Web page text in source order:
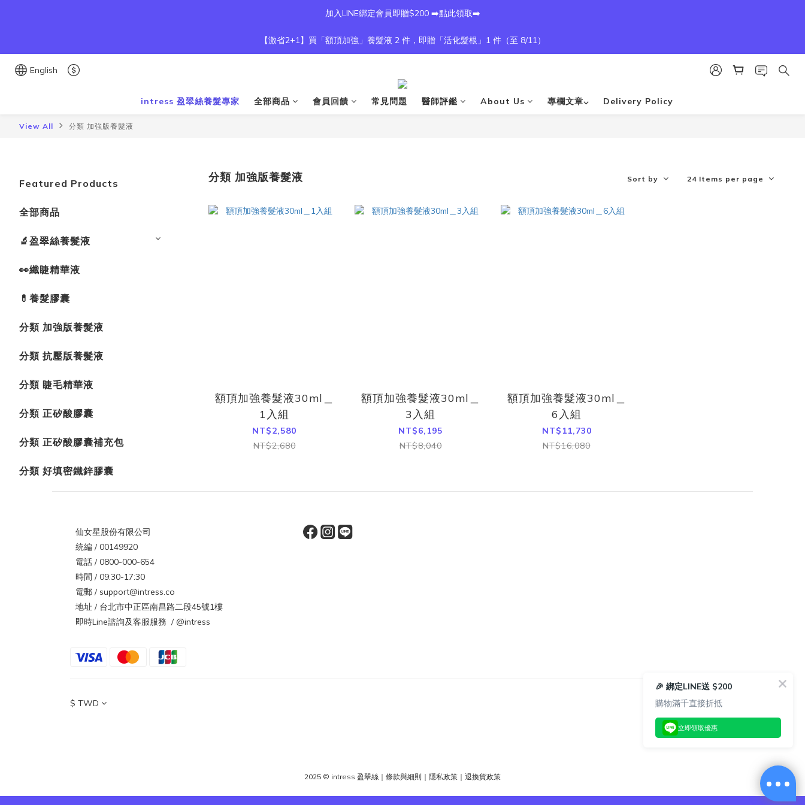
加入LINE綁定會員即贈$200 ➡️點此領取➡️
【激省2+1】買「額頂加強」養髮液 2 件，即贈「活化髮根」1 件（至 8/11）
English
intress 盈翠絲養髮專家 全部商品 會員回饋 常見問題 醫師評鑑 About Us 專欄文章⌵ Delivery Policy
View All 分類 加強版養髮液
Featured Products
全部商品
🔬盈翠絲養髮液
👀纖睫精華液
💊養髮膠囊
分類 加強版養髮液
分類 抗壓版養髮液
分類 睫毛精華液
分類 正矽酸膠囊
分類 正矽酸膠囊補充包
分類 好填密鐵鋅膠囊
分類 加強版養髮液 Sort by 24 Items per page
額頂加強養髮液30ml＿
1入組
NT$2,580
NT$2,680
額頂加強養髮液30ml＿
3入組
NT$6,195
NT$8,040
額頂加強養髮液30ml＿
6入組
NT$11,730
NT$16,080
仙女星股份有限公司
統編 / 00149920
電話 / 0800-000-654
時間 / 09:30-17:30
電郵 / support@intress.co
地址 / 台北市中正區南昌路二段45號1樓
即時Line諮詢及客服服務 / @intress
$ TWD
2025 © intress 盈翠絲 ｜ 條款與細則 ｜ 隱私政策 ｜ 退換貨政策
🎉 綁定LINE送 $200
購物滿千直接折抵
立即領取優惠